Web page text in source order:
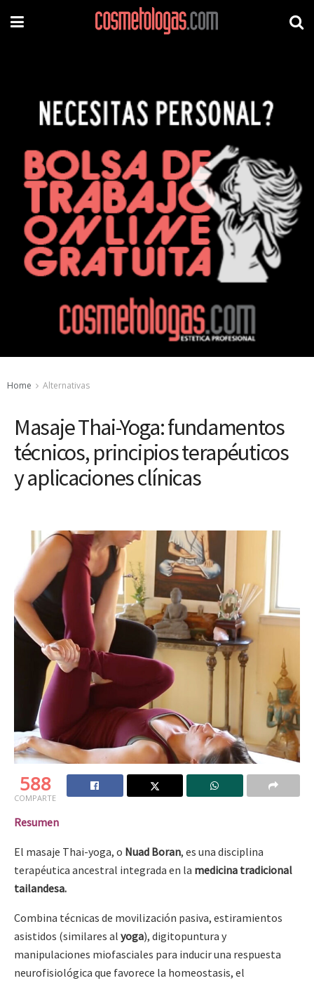
Home Alternativas
Masaje Thai-Yoga: fundamentos
técnicos, principios terapéuticos
y aplicaciones clínicas
588
COMPARTE
Resumen
El masaje Thai-yoga, o Nuad Boran, es una disciplina
terapéutica ancestral integrada en la medicina tradicional
tailandesa.
Combina técnicas de movilización pasiva, estiramientos
asistidos (similares al yoga), digitopuntura y
manipulaciones miofasciales para inducir una respuesta
neurofisiológica que favorece la homeostasis, el